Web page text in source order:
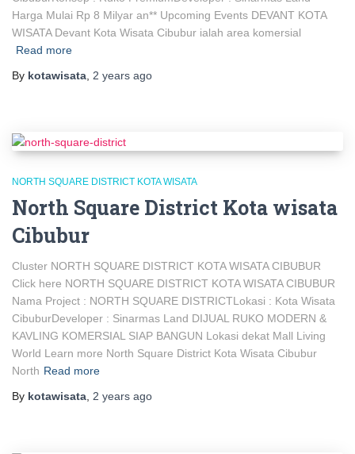
Harga Mulai Rp 8 Milyar an** Upcoming Events DEVANT KOTA
WISATA Devant Kota Wisata Cibubur ialah area komersial
Read more
By kotawisata, 2 years ago
NORTH SQUARE DISTRICT KOTA WISATA
North Square District Kota wisata
Cibubur
Cluster NORTH SQUARE DISTRICT KOTA WISATA CIBUBUR
Click here NORTH SQUARE DISTRICT KOTA WISATA CIBUBUR
Nama Project : NORTH SQUARE DISTRICTLokasi : Kota Wisata
CibuburDeveloper : Sinarmas Land DIJUAL RUKO MODERN &
KAVLING KOMERSIAL SIAP BANGUN Lokasi dekat Mall Living
World Learn more North Square District Kota Wisata Cibubur
North Read more
By kotawisata 2 years ago